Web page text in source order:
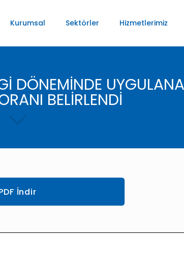
Kurumsal Sektörler Hizmetlerimiz
BELİRLENDİ
İndir